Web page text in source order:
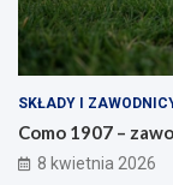
SKŁADY I
Como 1907 –
8 kwietnia 2026